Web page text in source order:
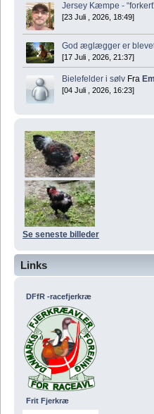
Jersey Kæmpe -
[23 Juli , 2026, 18:49]
God æglægger er
[17 Juli , 2026, 21:37]
Bielefelder i sølv Fra
[04 Juli , 2026, 16:23]
Se seneste billeder
Links
DFfR -racefjerkræ
Frit Fjerkræ